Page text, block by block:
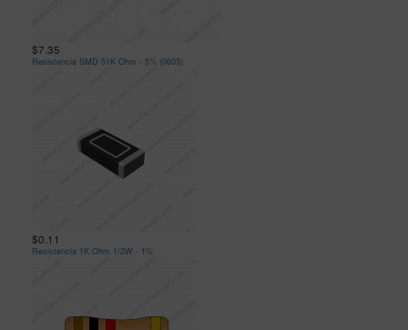
$7.35
Resistencia SMD 51K Ohm - 5% (0603)
$0.11
Resistencia 1K Ohm 1/2W - 1%